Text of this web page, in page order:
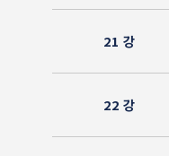
21 강
22 강